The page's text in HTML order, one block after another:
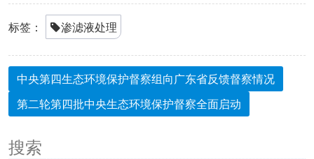
标签： 渗滤液处理
中央第四生态环境保护督察组向广东省反馈督察情况
第二轮第四批中央生态环境保护督察全面启动
搜索